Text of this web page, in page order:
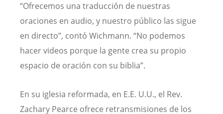
“Ofrecemos una traducción de nuestras
oraciones en audio, y nuestro público las sigue
en directo”, contó Wichmann. “No podemos
hacer videos porque la gente crea su propio
espacio de oración con su biblia”.
En su iglesia reformada, en E.E. U.U., el Rev.
Zachary Pearce ofrece retransmisiones de los